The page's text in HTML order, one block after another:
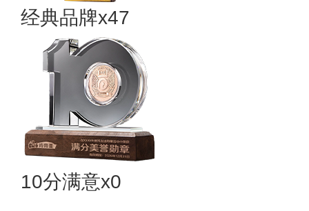
经典品牌x47
10分满意x0